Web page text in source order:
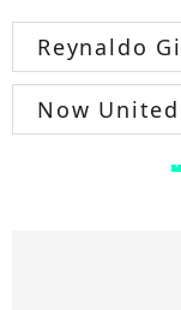
Reynaldo
Now United